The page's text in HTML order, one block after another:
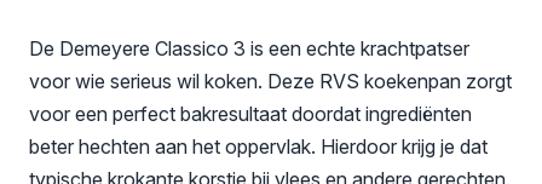
De Demeyere Classico 3 is een echte krachtpatser
voor wie serieus wil koken. Deze RVS koekenpan zorgt
voor een perfect bakresultaat doordat ingrediënten
beter hechten aan het oppervlak. Hierdoor krijg je dat
typische krokante korstje bij vlees en andere gerechten.